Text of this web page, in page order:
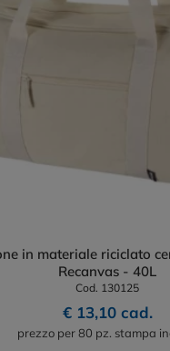
in materiale riciclato
Recanvas - 40L
Cod. 130125
€ 13,10 cad.
prezzo per 80 pz. stampa